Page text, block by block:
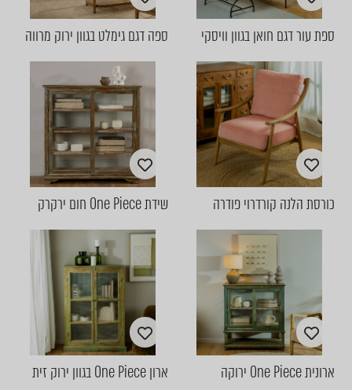
ספת עור דגם חואן בגוון וויסקי ספה דגם גימלט בגוון ירוק מרווה
כורסת הלנה קורדרוי פודרה שידת One Piece חום ירקרק
ארונית One Piece ירוקה ארון One Piece בגוון ירוק זית